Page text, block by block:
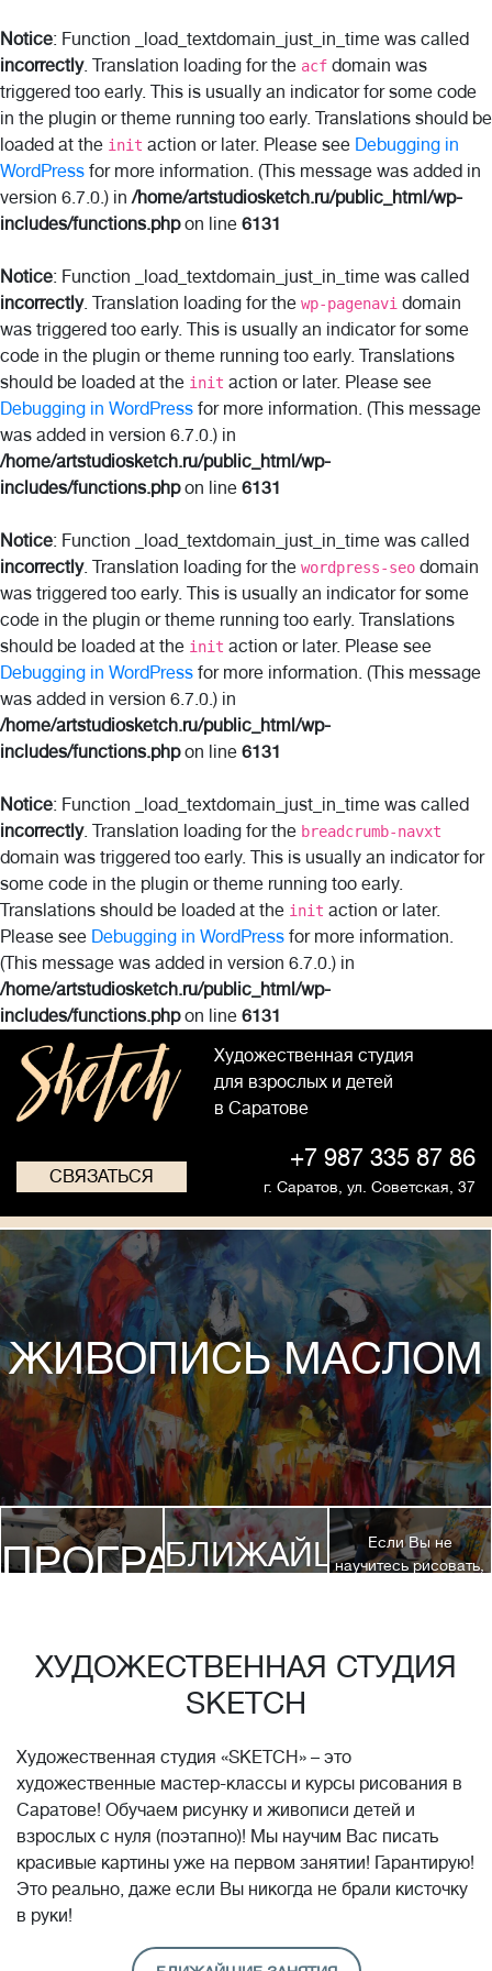
Notice: Function _load_textdomain_just_in_time was called
incorrectly. Translation loading for the acf domain was
triggered too early. This is usually an indicator for some code
in the plugin or theme running too early. Translations should be
loaded at the init action or later. Please see Debugging in
WordPress for more information. (This message was added in
version 6.7.0.) in/home/artstudiosketch.ru/public_html/wp-
includes/functions.phpon line 6131
Notice: Function _load_textdomain_just_in_time was called
incorrectly. Translation loading for the wp-pagenavi domain
was triggered too early. This is usually an indicator for some
code in the plugin or theme running too early. Translations
should be loaded at the init action or later. Please see
Debugging in WordPress for more information. (This message
was added in version 6.7.0.) in
/home/artstudiosketch.ru/public_html/wp-
includes/functions.phpon line 6131
Notice: Function _load_textdomain_just_in_time was called
incorrectly. Translation loading for the wordpress-seo domain
was triggered too early. This is usually an indicator for some
code in the plugin or theme running too early. Translations
should be loaded at the init action or later. Please see
Debugging in WordPress for more information. (This message
was added in version 6.7.0.) in
/home/artstudiosketch.ru/public_html/wp-
includes/functions.phpon line 6131
Notice: Function _load_textdomain_just_in_time was called
incorrectly. Translation loading for the breadcrumb-navxt
domain was triggered too early. This is usually an indicator for
some code in the plugin or theme running too early.
Translations should be loaded at the init action or later.
Please see Debugging in WordPress for more information.
(This message was added in version 6.7.0.) in
/home/artstudiosketch.ru/public_html/wp-
includes/functions.phpon line 6131
Художественная студия
для взрослых и детей
в Саратове
СВЯЗАТЬСЯ
+7 987 335 87 86
г. Саратов, ул. Советская, 37
ЖИВОПИСЬ МАСЛОМ
ПРОГРАММЫ
БЛИЖАЙШИЕЕсли Вы не
научитесь рисовать,
стоимость обучения!*
ХУДОЖЕСТВЕННАЯ СТУДИЯ
SKETCH
Художественная студия «SKETCH» – это
художественные мастер-классы и курсы рисования в
Саратове! Обучаем рисунку и живописи детей и
взрослых с нуля (поэтапно)! Мы научим Вас писать
красивые картины уже на первом занятии! Гарантирую!
Это реально, даже если Вы никогда не брали кисточку
в руки!